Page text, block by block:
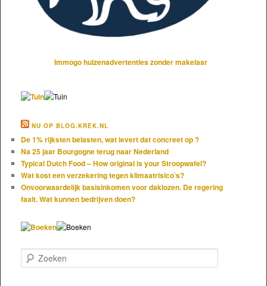
Immogo huizenadvertenties zonder makelaar
NU OP BLOG.KREK.NL
De 1% rijksten belasten, wat levert dat concreet op ?
Na 25 jaar Bourgogne terug naar Nederland
Typical Dutch Food – How original is your Stroopwafel?
Wat kost een verzekering tegen klimaatrisico’s?
Onvoorwaardelijk basisinkomen voor daklozen. De regering
faalt. Wat kunnen bedrijven doen?
Zoeken